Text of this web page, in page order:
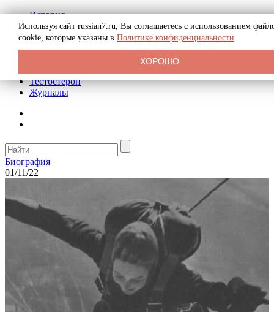
История
Биография
Криминал
Реклама на сайте
Тестостерон
Журналы
Биография
01/11/22
Используя сайт russian7.ru, Вы соглашаетесь с использованием
cookie, которые указаны в Политике конфиденциальности
ХОРОШО